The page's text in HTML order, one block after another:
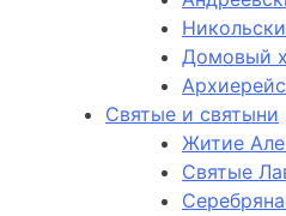
Домовый
Святые и святыни
Житие
Святые